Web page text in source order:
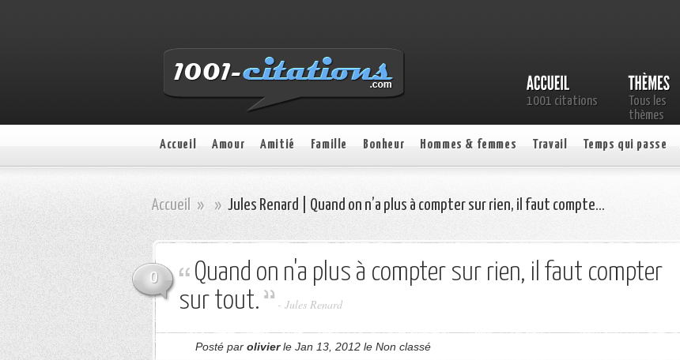
1001 citations
Tous les
thèmes
Accueil Amour Amitié Famille Bonheur Hommes & femmes Travail Temps qui passe
Accueil » » Jules Renard | Quand on n’a plus à compter sur rien, il faut compte…
0
Quand on n'a plus à compter sur rien, il faut compter
sur tout.
- Jules Renard
Posté par olivierle Jan 13, 2012 le Non classé